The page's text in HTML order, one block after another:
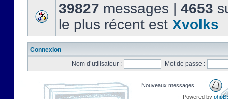
39827 messages | 4653
le plus récent est Xvolks
Connexion
Nom d’utilisateur :
Mot de passe :
Nouveaux messages
Powered by